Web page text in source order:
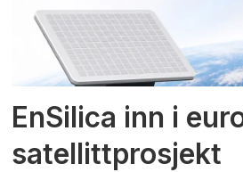
EnSilica inn i
satellittprosjekt